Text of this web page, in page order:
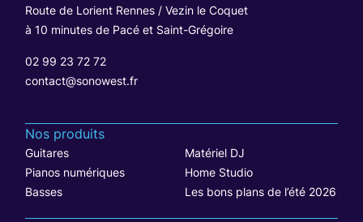
Route de Lorient Rennes / Vezin le Coquet
à 10 minutes de Pacé et Saint-Grégoire
02 99 23 72 72
contact@sonowest.fr
Nos produits
Guitares
Matériel DJ
Pianos numériques
Home Studio
Basses
Les bons plans de l’été 2026